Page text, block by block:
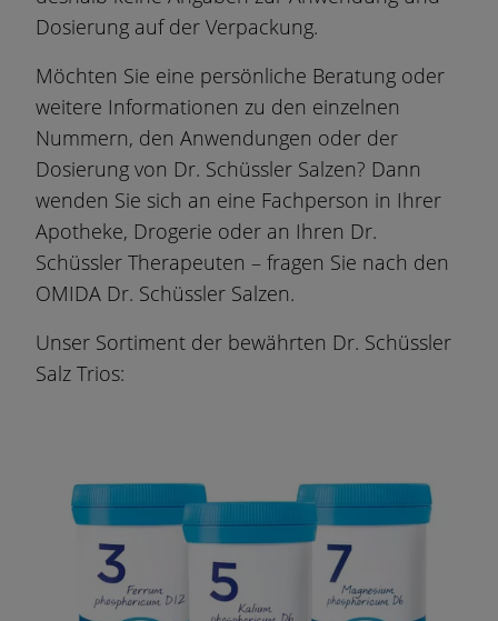
Dosierung auf der Verpackung.
Möchten Sie eine persönliche Beratung oder
weitere Informationen zu den einzelnen
Nummern, den Anwendungen oder der
Dosierung von Dr. Schüssler Salzen? Dann
wenden Sie sich an eine Fachperson in Ihrer
Apotheke, Drogerie oder an Ihren Dr.
Schüssler Therapeuten – fragen Sie nach den
OMIDA Dr. Schüssler Salzen.
Unser Sortiment der bewährten Dr. Schüssler
Salz Trios: